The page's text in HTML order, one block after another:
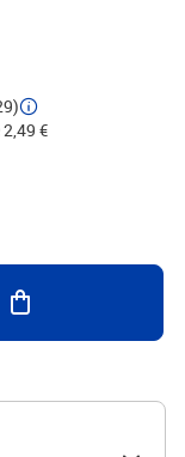
les câbles passent
étanche et
Et parce qu'un
couleur, ce
couleurs
du baril
gamme
€